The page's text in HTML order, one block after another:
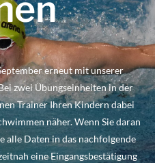
erneut mit unserer
zwei Übungseinheiten in der
Trainer Ihren Kindern dabei
näher. Wenn Sie daran
alle Daten in das nachfolgende
eine Eingangsbestätigung